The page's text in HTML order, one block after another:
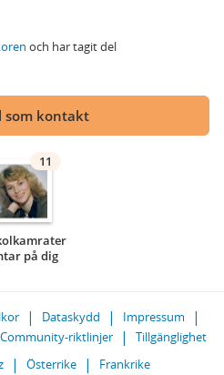
och har tagit del
som kontakt
11
på dig
Dataskydd
Impressum
Community-riktlinjer
Tillgänglighet
Österrike Frankrike